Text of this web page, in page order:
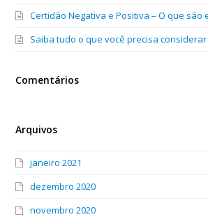
Certidão Negativa e Positiva – O que são
Saiba tudo o que você precisa
Comentários
Arquivos
janeiro 2021
dezembro 2020
novembro 2020